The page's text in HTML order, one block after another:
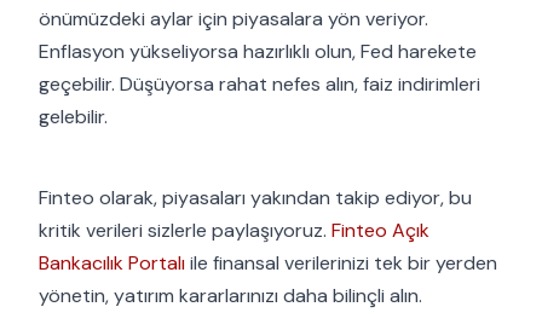
önümüzdeki aylar için piyasalara yön veriyor.
Enflasyon yükseliyorsa hazırlıklı olun, Fed harekete
geçebilir. Düşüyorsa rahat nefes alın, faiz indirimleri
gelebilir.
Finteo olarak, piyasaları yakından takip ediyor, bu
kritik verileri sizlerle paylaşıyoruz. Finteo Açık
Bankacılık Portalıile finansal verilerinizi tek bir yerden
yönetin, yatırım kararlarınızı daha bilinçli alın.